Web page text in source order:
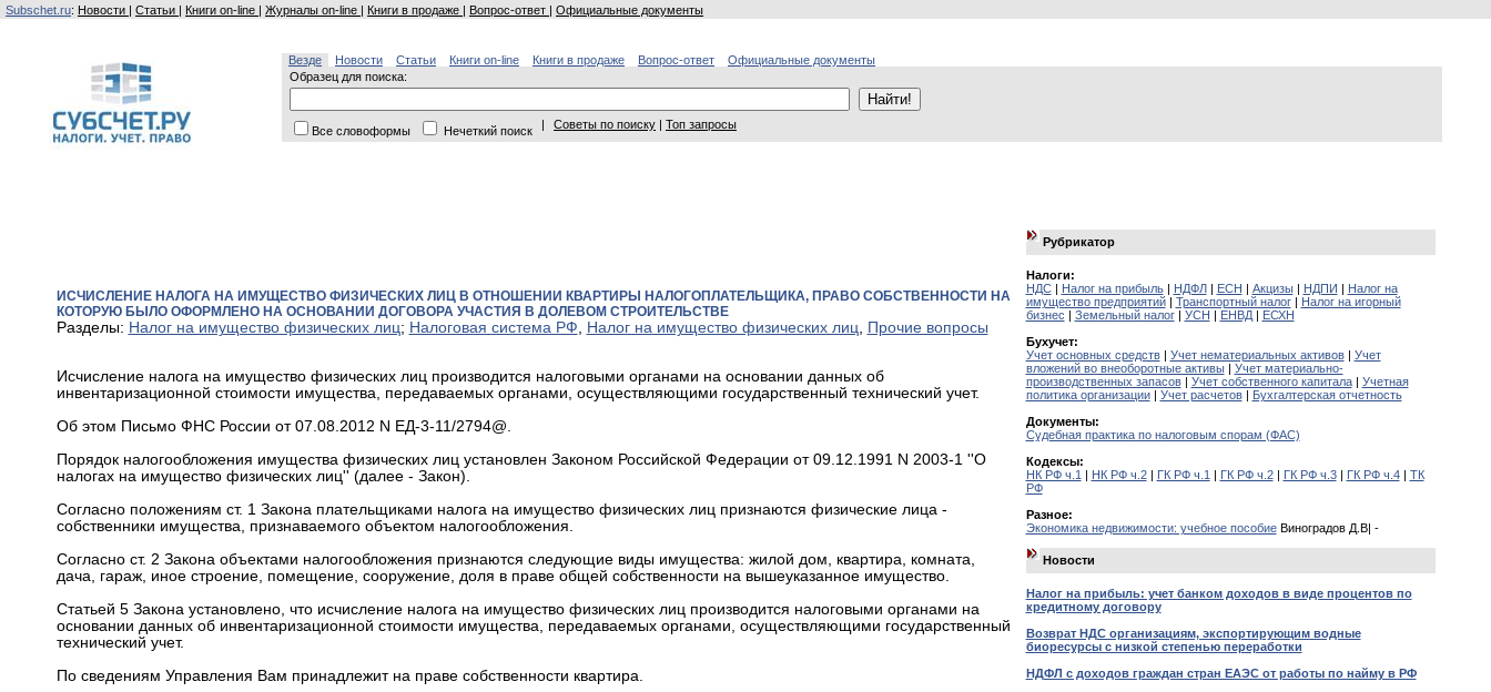
Subschet.ru: Новости | Статьи | Книги on-line | Журналы on-line | Книги в продаже | Вопрос-ответ | Официальные документы
Везде Новости Статьи Книги on-line Книги в продаже Вопрос-ответ
Официальные документы
Образец для поиска:
Все словоформы Нечеткий поиск | Советы по поиску | Топ запросы
ИСЧИСЛЕНИЕ НАЛОГА НА ИМУЩЕСТВО ФИЗИЧЕСКИХ ЛИЦ В ОТНОШЕНИИ КВАРТИРЫ НАЛОГОПЛАТЕЛЬЩИКА, ПРАВО СОБСТВЕННОСТИ НА
КОТОРУЮ БЫЛО ОФОРМЛЕНО НА ОСНОВАНИИ ДОГОВОРА УЧАСТИЯ В ДОЛЕВОМ СТРОИТЕЛЬСТВЕ
Разделы: Налог на имущество физических лиц; Налоговая система РФ, Налог на имущество физических лиц, Прочие вопросы
Исчисление налога на имущество физических лиц производится налоговыми органами на основании данных об
инвентаризационной стоимости имущества, передаваемых органами, осуществляющими государственный технический учет.
Об этом Письмо ФНС России от 07.08.2012 N ЕД-3-11/2794@.
Порядок налогообложения имущества физических лиц установлен Законом Российской Федерации от 09.12.1991 N 2003-1 ''О
налогах на имущество физических лиц'' (далее - Закон).
Согласно положениям ст. 1 Закона плательщиками налога на имущество физических лиц признаются физические лица -
собственники имущества, признаваемого объектом налогообложения.
Согласно ст. 2 Закона объектами налогообложения признаются следующие виды имущества: жилой дом, квартира, комната,
дача, гараж, иное строение, помещение, сооружение, доля в праве общей собственности на вышеуказанное имущество.
Статьей 5 Закона установлено, что исчисление налога на имущество физических лиц производится налоговыми органами на
основании данных об инвентаризационной стоимости имущества, передаваемых органами, осуществляющими государственный
технический учет.
По сведениям Управления Вам принадлежит на праве собственности квартира.
Рубрикатор
Налоги:
НДС| Налог на прибыль| НДФЛ| ЕСН | Акцизы| НДПИ | Налог на
имущество предприятий| Транспортный налог| Налог на игорный
бизнес | Земельный налог| УСН | ЕНВД| ЕСХН
Бухучет:
Учет основных средств| Учет нематериальных активов| Учет
вложений во внеоборотные активы| Учет материально-
производственных запасов| Учет собственного капитала| Учетная
политика организации| Учет расчетов| Бухгалтерская отчетность
Документы:
Судебная практика по налоговым спорам (ФАС)
Кодексы:
НК РФ ч.1 | НК РФ ч.2| ГК РФ ч.1 | ГК РФ ч.2| ГК РФ ч.3| ГК РФ ч.4| ТК
РФ
Разное:
Экономика недвижимости: учебное пособиеВиноградов Д.В| -
Новости
Налог на прибыль: учет банком доходов в виде процентов по
кредитному договору
Возврат НДС организациям, экспортирующим водные
биоресурсы с низкой степенью переработки
НДФЛ с доходов граждан стран ЕАЭС от работы по найму в РФ